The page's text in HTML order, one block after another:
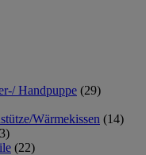
Handpuppe (29)
Wärmekissen (14)
(22)